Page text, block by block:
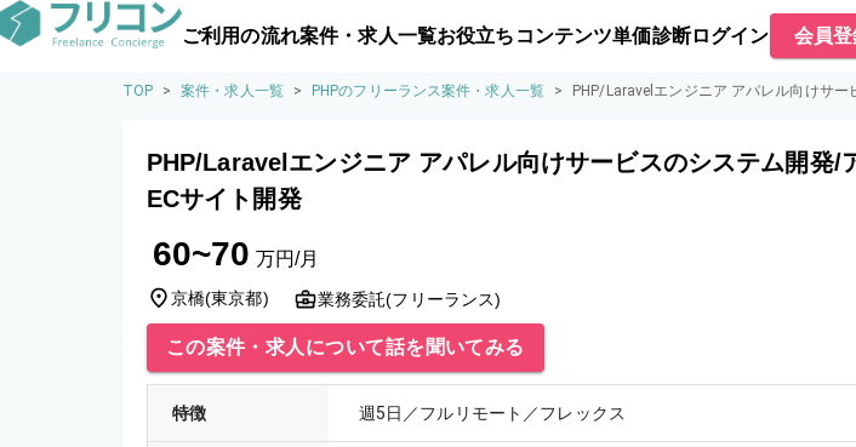
ご利用の流れ案件・求人一覧お役立ちコンテンツ単価診断ログイン 会員登
TOP > 案件・求人一覧 > PHPのフリーランス案件・求人一覧 > PHP/Laravelエンジニア アパレル向けサ
PHP/Laravelエンジニア アパレル向けサービスのシステム開発/
ECサイト開発
60~70 万円/月
京橋(東京都) 業務委託(フリーランス)
この案件・求人について話を聞いてみる
特徴 週5日／フルリモート／フレックス